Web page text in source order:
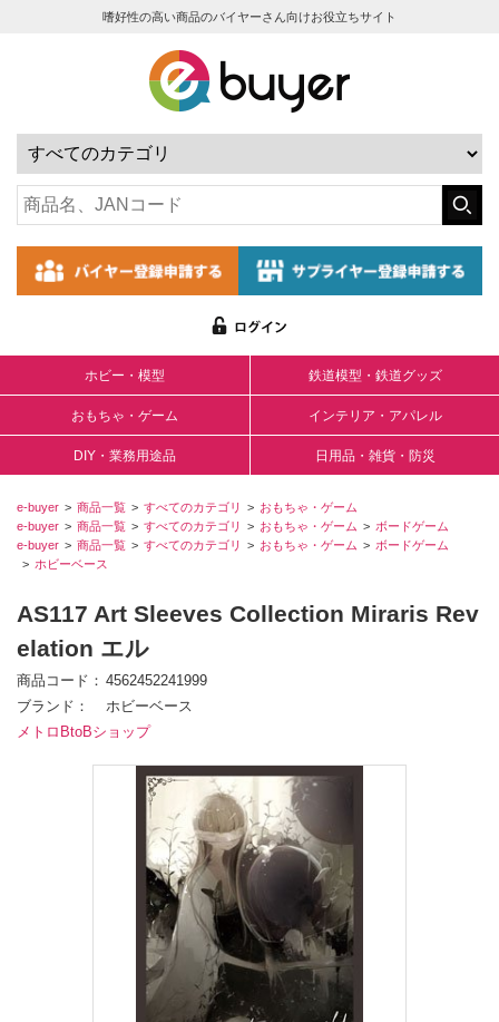
嗜好性の高い商品のバイヤーさん向けお役立ちサイト
ホビー・模型 鉄道模型・鉄道グッズ
おもちゃ・ゲーム インテリア・アパレル
DIY・業務用途品 日用品・雑貨・防災
e-buyer 商品一覧 すべてのカテゴリ
おもちゃ・ゲーム
e-buyer
商品一覧 すべてのカテゴリ おもちゃ・ゲーム
ボードゲーム
e-buyer
商品一覧 すべてのカテゴリ おもちゃ・ゲーム
ボードゲーム
ホビーベース
AS117 Art Sleeves Collection Miraris Rev
elation エル
商品コード
4562452241999
ブランド
ホビーベース
メトロBtoBショップ